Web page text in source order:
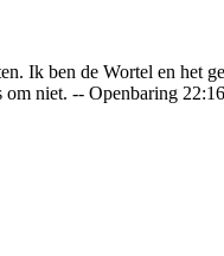
Ik ben de Wortel en
om niet. -- Openbaring